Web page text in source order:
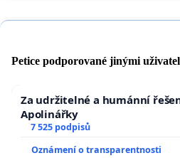
Petice podporované jinými
Za udržitelné a humánní
Apolinářky
7 525 podpisů
Oznámení o transparentnosti